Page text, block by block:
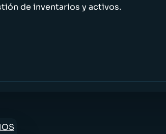
de inventarios y activos.